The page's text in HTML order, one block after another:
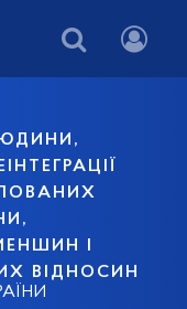
І
ВІДНОСИН